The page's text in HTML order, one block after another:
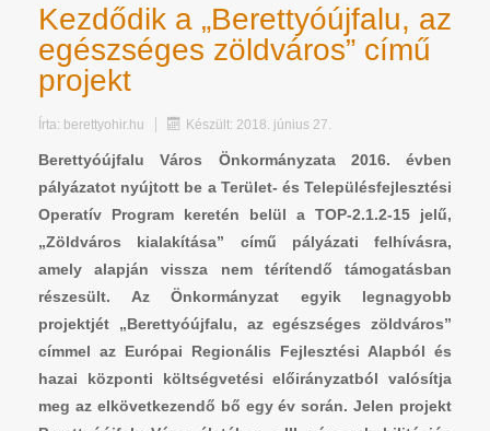
Kezdődik a „Berettyóújfalu, az
egészséges zöldváros” című
projekt
Írta: berettyohir.hu Készült: 2018. június 27.
Berettyóújfalu Város Önkormányzata 2016. évben
pályázatot nyújtott be a Terület- és Településfejlesztési
Operatív Program keretén belül a TOP-2.1.2-15 jelű,
„Zöldváros kialakítása” című pályázati felhívásra,
amely alapján vissza nem térítendő támogatásban
részesült. Az Önkormányzat egyik legnagyobb
projektjét „Berettyóújfalu, az egészséges zöldváros”
címmel az Európai Regionális Fejlesztési Alapból és
hazai központi költségvetési előirányzatból valósítja
meg az elkövetkezendő bő egy év során. Jelen projekt